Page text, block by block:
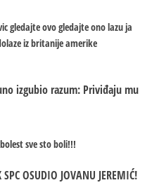
gledajte ovo gledajte ono lazu ja
iz britanije amerike
izgubio razum: Priviđaju mu
sve sto boli!!!
SPC OSUDIO JOVANU JEREMIĆ!